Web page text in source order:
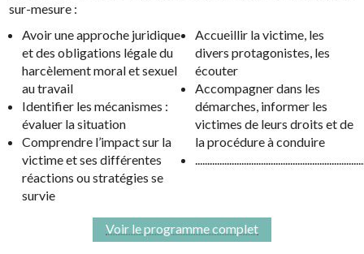
sur-mesure :
Avoir une approche juridique
et des obligations légale du
harcèlement moral et sexuel
au travail
Identifier les mécanismes :
évaluer la situation
Comprendre l’impact sur la
victime et ses différentes
réactions ou stratégies se
survie
Accueillir la victime, les
divers protagonistes, les
écouter
Accompagner dans les
démarches, informer les
victimes de leurs droits et de
la procédure à conduire
Voir le programme complet